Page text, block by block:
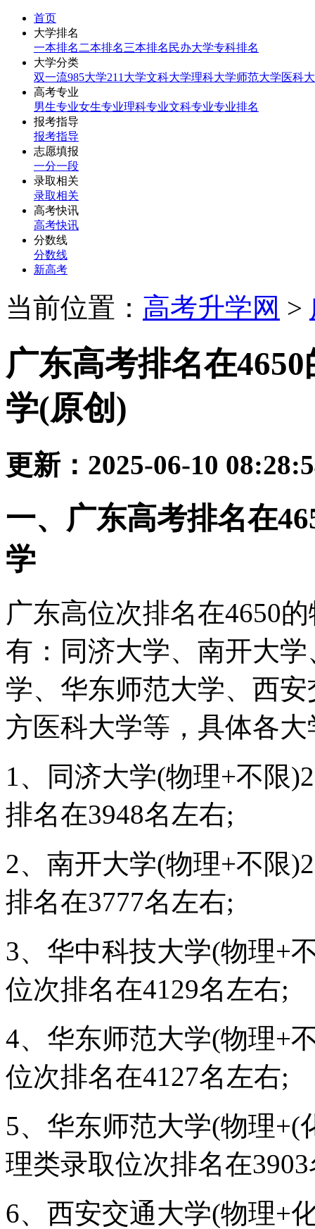
首页
大学排名
一本排名 二本排名三本排名 民办大学专科排名
大学分类
双一流985大学211大学文科大学理科大学师范大学医科
高考专业
男生专业女生专业理科专业文科专业专业排名
报考指导
报考指导
志愿填报
一分一段
录取相关
录取相关
高考快讯
高考快讯
分数线
分数线
新高考
当前位置： 高考升学网 >
广东高考排名在
学(原创)
更新：2025-06-10
一、广东高考排名在
学
广东高位次排名在4650
有：同济大学、南开大
学、华东师范大学、西
方医科大学等，具体各
1、同济大学(物理+不限
排名在3948名左右;
2、南开大学(物理+不限
排名在3777名左右;
3、华中科技大学(物理+
位次排名在4129名左右;
4、华东师范大学(物理+
位次排名在4127名左右;
5、华东师范大学(物理+(
理类录取位次排名在
6、西安交通大学(物理+